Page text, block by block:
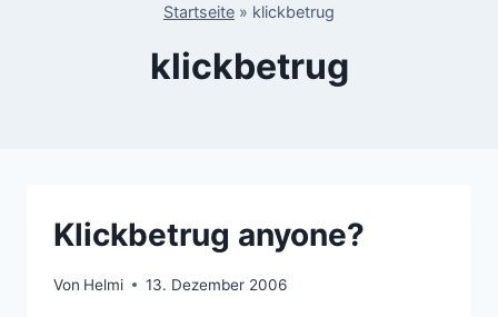
Startseite » klickbetrug
klickbetrug
Klickbetrug anyone?
Von Helmi 13. Dezember 2006